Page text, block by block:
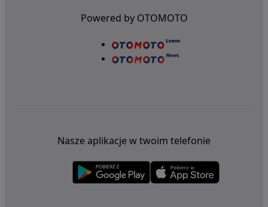
Powered by OTOMOTO
Nasze aplikacje w twoim telefonie